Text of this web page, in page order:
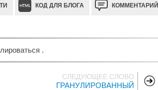
КОД ДЛЯ БЛОГА КОММЕНТАРИЙ
.
СЛЕДУЮЩЕЕ СЛОВО
ГРАНУЛИРОВАННЫЙ